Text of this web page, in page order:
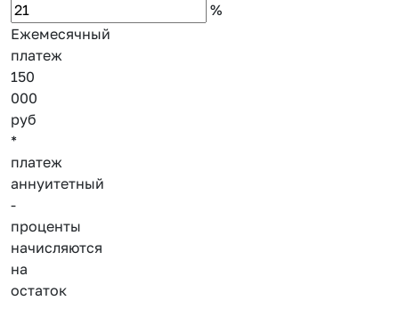
%
Ежемесячный
платеж
150
000
руб
*
платеж
аннуитетный
-
проценты
начисляются
на
остаток